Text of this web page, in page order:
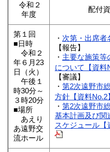
令和２
年度
配付
第１回
■日時
令和２
年６月23
日（火）
午後１
時30分～
３時20分
■場所
あえり
あ遠野交
流ホール
・ 次第・出席者
【報告】
・ 主要な施策等
について【資料
【審議】
・ 第2次遠野市
方針【資料No.2
・ 第2次遠野市
基本計画及び関
スケジュール【